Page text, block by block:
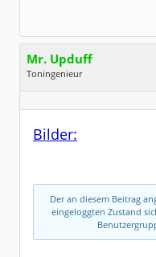
Mr. Upduff
Toningenieur
Geschlecht:
keine Angabe
Alter:
65
Beiträge:
Dabei seit:
Bilder:
Der an diesem Beitrag
eingeloggten Zustand